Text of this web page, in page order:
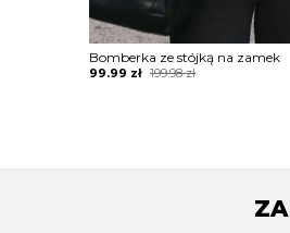
Bomberka ze stójką na zamek
199.98zł
Original
99.99 zł
Current